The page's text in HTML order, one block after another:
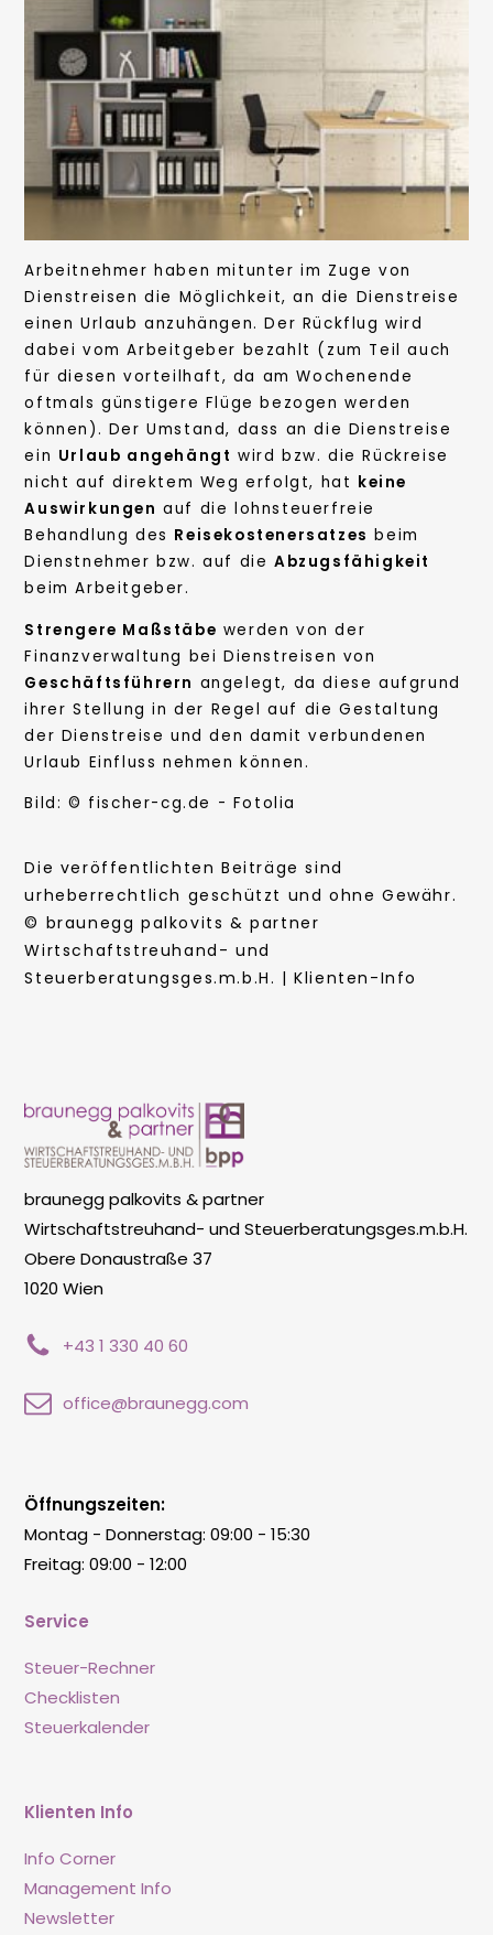
Arbeitnehmer haben mitunter im Zuge von
Dienstreisen die Möglichkeit, an die Dienstreise
einen Urlaub anzuhängen. Der Rückflug wird
dabei vom Arbeitgeber bezahlt (zum Teil auch
für diesen vorteilhaft, da am Wochenende
oftmals günstigere Flüge bezogen werden
können). Der Umstand, dass an die Dienstreise
ein Urlaub angehängt wird bzw. die Rückreise
nicht auf direktem Weg erfolgt, hat keine
Auswirkungen auf die lohnsteuerfreie
Behandlung des Reisekostenersatzes beim
Dienstnehmer bzw. auf die Abzugsfähigkeit
beim Arbeitgeber.
Strengere Maßstäbe werden von der
Finanzverwaltung bei Dienstreisen von
Geschäftsführern angelegt, da diese aufgrund
ihrer Stellung in der Regel auf die Gestaltung
der Dienstreise und den damit verbundenen
Urlaub Einfluss nehmen können.
Bild: © fischer-cg.de - Fotolia
Die veröffentlichten Beiträge sind
urheberrechtlich geschützt und ohne Gewähr.
© braunegg palkovits & partner
Wirtschaftstreuhand- und
Steuerberatungsges.m.b.H. | Klienten-Info
braunegg palkovits & partner
Wirtschaftstreuhand- und Steuerberatungsges.m.b.H.
Obere Donaustraße 37
1020 Wien
+43 1 330 40 60
office@braunegg.com
Service
Steuer-Rechner
Checklisten
Steuerkalender
Klienten Info
Info Corner
Management Info
Newsletter
Öffnungszeiten:
Montag - Donnerstag: 09:00 - 15:30
Freitag: 09:00 - 12:00